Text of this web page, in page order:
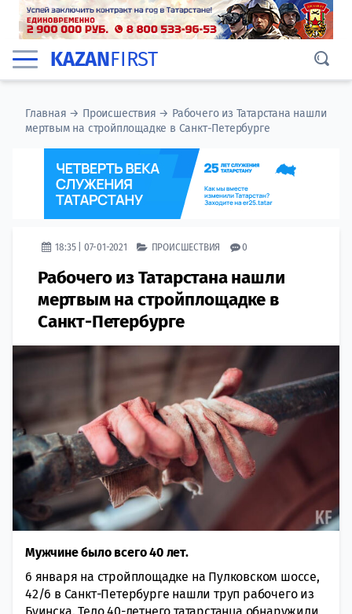
KAZANFIRST
Главная → Происшествия → Рабочего из Татарстана нашли
мертвым на стройплощадке в Санкт-Петербурге
18:35 | 07-01-2021 ПРОИСШЕСТВИЯ 0
Рабочего из Татарстана нашли
мертвым на стройплощадке в
Санкт-Петербурге
Мужчине было всего 40 лет.
6 января на стройплощадке на Пулковском шоссе,
42/6 в Санкт-Петербурге нашли труп рабочего из